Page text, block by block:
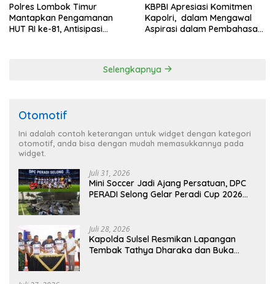
Polres Lombok Timur
Mantapkan Pengamanan
HUT RI ke-81, Antisipasi
KBPBI Apresiasi Komitmen
Kapolri, dalam Mengawal
Aspirasi dalam Pembahasan
Selengkapnya
Otomotif
Ini adalah contoh keterangan untuk widget dengan kategori
otomotif, anda bisa dengan mudah memasukkannya pada
widget.
Juli 31, 2026
Mini Soccer Jadi Ajang Persatuan, DPC
PERADI Selong Gelar Peradi Cup 2026
Juli 28, 2026
Kapolda Sulsel Resmikan Lapangan
Tembak Tathya Dharaka dan Buka